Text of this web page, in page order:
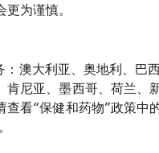
为谨慎。
澳大利亚、奥地利、巴
尼亚、墨西哥、荷兰、
看“保健和药物”政策中